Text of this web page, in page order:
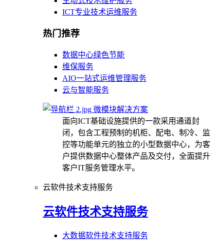
ICT专业技术运维服务
热门推荐
数据中心绿色节能
维保服务
AIO一站式运维管理服务
云与智能服务
微模块解决方案
面向ICT基础设施提供的一款采用通道封
闭，包含工程预制的机柜、配电、制冷、监
控等功能单元的独立的小型数据中心，为客
户提供数据中心整体产品及交付，全面提升
客户IT服务管理水平。
云软件技术支持服务
云软件技术支持服务
大数据软件技术支持服务